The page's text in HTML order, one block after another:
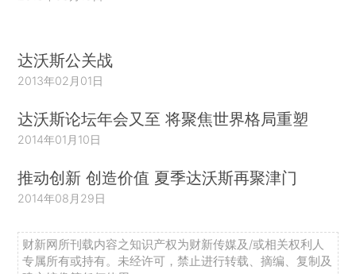
达沃斯公关战
2013年02月01日
达沃斯论坛年会又至 将聚焦世界格局重塑
2014年01月10日
推动创新 创造价值 夏季达沃斯再聚津门
2014年08月29日
财新网所刊载内容之知识产权为财新传媒及/或相关权利人
专属所有或持有。未经许可，禁止进行转载、摘编、复制及